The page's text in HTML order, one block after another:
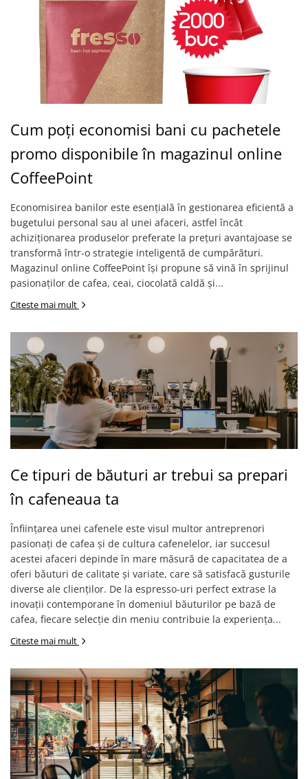
Cum poți economisi bani cu pachetele
promo disponibile în magazinul online
CoffeePoint
Economisirea banilor este esențială în gestionarea eficientă a
bugetului personal sau al unei afaceri, astfel încât
achiziționarea produselor preferate la prețuri avantajoase se
transformă într-o strategie inteligentă de cumpărături.
Magazinul online CoffeePoint își propune să vină în sprijinul
pasionaților de cafea, ceai, ciocolată caldă și...
Citeste mai mult
Ce tipuri de băuturi ar trebui sa prepari
în cafeneaua ta
Înființarea unei cafenele este visul multor antreprenori
pasionați de cafea și de cultura cafenelelor, iar succesul
acestei afaceri depinde în mare măsură de capacitatea de a
oferi băuturi de calitate și variate, care să satisfacă gusturile
diverse ale clienților. De la espresso-uri perfect extrase la
inovații contemporane în domeniul băuturilor pe bază de
cafea, fiecare selecție din meniu contribuie la experiența...
Citeste mai mult